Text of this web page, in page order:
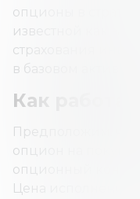
опционы в
известной как
страхования
в базовом активе).
Как
Предположим, что
опцион на
опционный
Цена исполнения